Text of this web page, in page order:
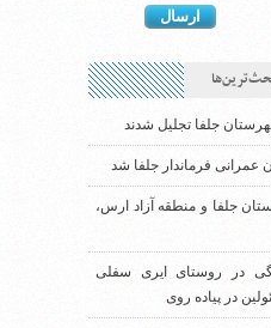
جلفا تجلیل شدند
فرماندار جلفا شد
جلفا و منطقه آزاد ارس،
در روستای ایری سفلی
در پیاده روی